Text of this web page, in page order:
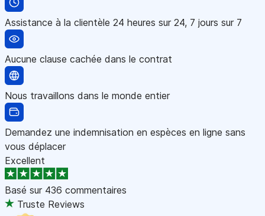
Assistance à la clientèle 24 heures sur 24, 7 jours sur 7
Aucune clause cachée dans le contrat
Nous travaillons dans le monde entier
Demandez une indemnisation en espèces en ligne sans
vous déplacer
Excellent
Basé sur 436 commentaires
Truste Reviews